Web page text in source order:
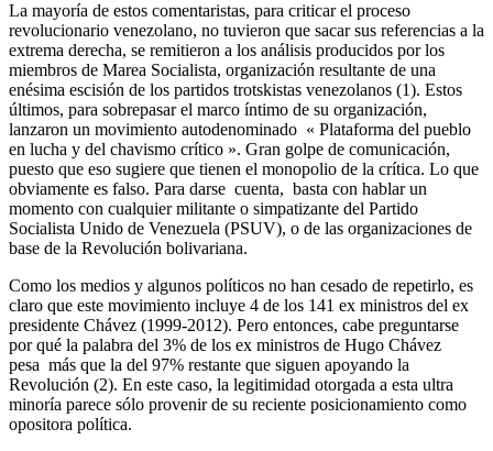
La mayoría de estos comentaristas, para criticar el proceso
revolucionario venezolano, no tuvieron que sacar sus referencias a la
extrema derecha, se remitieron a los análisis producidos por los
miembros de Marea Socialista, organización resultante de una
enésima escisión de los partidos trotskistas venezolanos (1). Estos
últimos, para sobrepasar el marco íntimo de su organización,
lanzaron un movimiento autodenominado « Plataforma del pueblo
en lucha y del chavismo crítico ». Gran golpe de comunicación,
puesto que eso sugiere que tienen el monopolio de la crítica. Lo que
obviamente es falso. Para darse cuenta, basta con hablar un
momento con cualquier militante o simpatizante del Partido
Socialista Unido de Venezuela (PSUV), o de las organizaciones de
base de la Revolución bolivariana.
Como los medios y algunos políticos no han cesado de repetirlo, es
claro que este movimiento incluye 4 de los 141 ex ministros del ex
presidente Chávez (1999-2012). Pero entonces, cabe preguntarse
por qué la palabra del 3% de los ex ministros de Hugo Chávez
pesa más que la del 97% restante que siguen apoyando la
Revolución (2). En este caso, la legitimidad otorgada a esta ultra
minoría parece sólo provenir de su reciente posicionamiento como
opositora política.